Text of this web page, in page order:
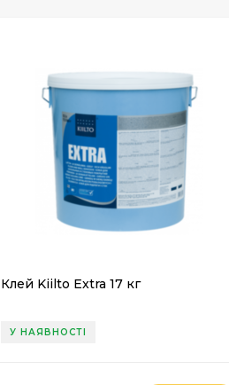
Клей Kiilto Extra 17 кг
У НАЯВНОСТІ